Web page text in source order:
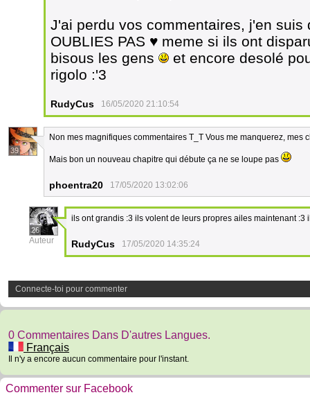
J'ai perdu vos commentaires, j'en suis
OUBLIES PAS ♥ meme si ils ont
bisous les gens
et encore desolé
rigolo :'3
RudyCus 16/05/2020 21:10:54
39
Non mes magnifiques commentaires T_T Vous me manquerez, mes
Mais bon un nouveau chapitre qui débute ça ne se loupe pas
phoentra20 17/05/2020 13:02:06
26
Auteur
ils ont grandis :3 ils volent de leurs propres ailes maintenant :3
RudyCus 17/05/2020 14:35:24
Connecte-toi pour commenter
0 Commentaires Dans D'autres Langues.
Français
Il n'y a encore aucun commentaire pour l'instant.
Commenter sur Facebook